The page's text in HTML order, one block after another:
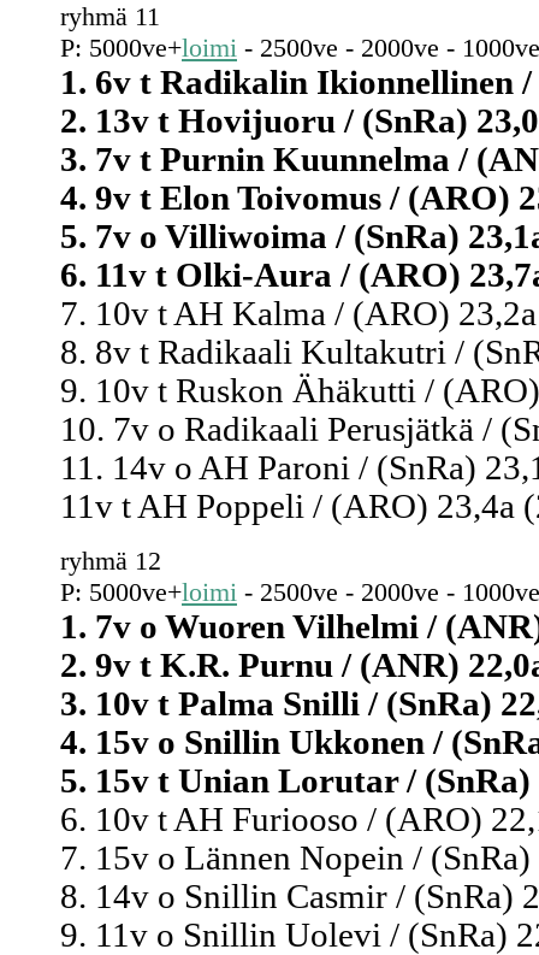
ryhmä 11
P: 5000ve+loimi - 2500ve - 2000ve -
1. 6v t Radikalin Ikionnellinen /
2. 13v t Hovijuoru / (SnRa)
3. 7v t Purnin Kuunnelma /
4. 9v t Elon Toivomus / (ARO)
5. 7v o Villiwoima / (SnRa)
6. 11v t Olki-Aura / (ARO)
7. 10v t AH Kalma / (ARO)
8. 8v t Radikaali Kultakutri /
9. 10v t Ruskon Ähäkutti /
10. 7v o Radikaali Perusjätkä /
11. 14v o AH Paroni / (SnRa)
11v t AH Poppeli / (ARO) 23,4a
ryhmä 12
P: 5000ve+loimi - 2500ve - 2000ve -
1. 7v o Wuoren Vilhelmi /
2. 9v t K.R. Purnu / (ANR)
3. 10v t Palma Snilli / (SnRa)
4. 15v o Snillin Ukkonen /
5. 15v t Unian Lorutar / (SnRa)
6. 10v t AH Furiooso / (ARO)
7. 15v o Lännen Nopein /
8. 14v o Snillin Casmir / (SnRa)
9. 11v o Snillin Uolevi / (SnRa)